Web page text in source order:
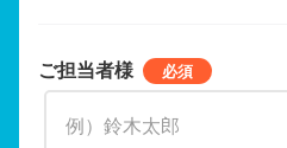
ご担当者様